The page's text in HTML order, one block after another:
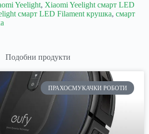
Yeelight, Xiaomi Yeelight смарт LED
смарт LED Filament крушка, смарт
Подобни продукти
ПРАХОСМУКАЧКИ РОБОТИ